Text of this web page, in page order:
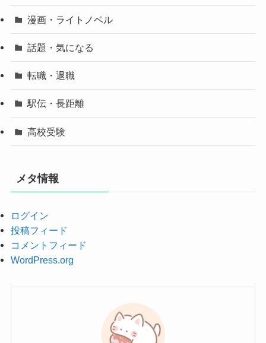
漫画・ライトノベル
話題・気になる
転職・退職
駅伝・長距離
高校受験
メタ情報
ログイン
投稿フィード
コメントフィード
WordPress.org